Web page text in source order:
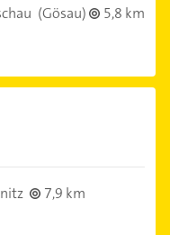
(Gösau)
5,8 km
7,9 km